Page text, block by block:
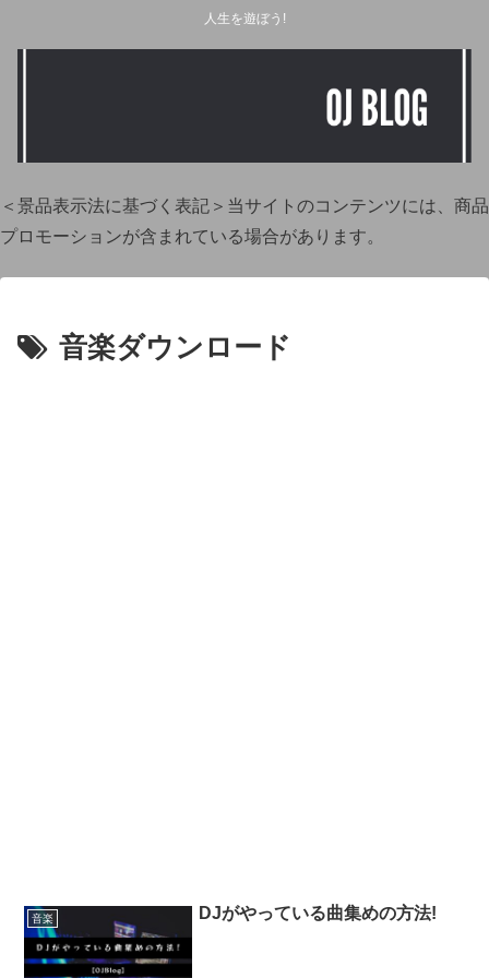
人生を遊ぼう!
＜景品表示法に基づく表記＞当サイトのコンテンツには、商品
プロモーションが含まれている場合があります。
音楽ダウンロード
音楽 DJがやっている曲集めの方法!